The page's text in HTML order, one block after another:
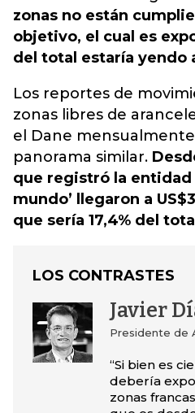
zonas no están
objetivo, el cual es
del total estaría yendo
Los reportes de
zonas libres de
el Dane
panorama similar.
que registró la entidad
mundo’ llegaron a
que sería 17,4% del
LOS CONTRASTES
Javier
Presidente de
“Si bien es
debería
zonas